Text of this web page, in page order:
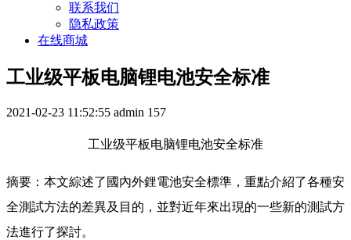
联系我们
隐私政策
在线商城
工业级平板电脑锂电池安全标准
2021-02-23 11:52:55 admin 157
工业级平板电脑锂电池安全标准
摘要：本文綜述了國內外鋰電池安全標準，重點介紹了各種安
全測試方法的差異及目的，並對近年來出現的一些新的測試方
法進行了探討。